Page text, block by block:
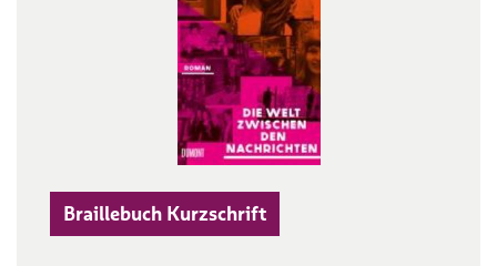
Braillebuch Kurzschrift